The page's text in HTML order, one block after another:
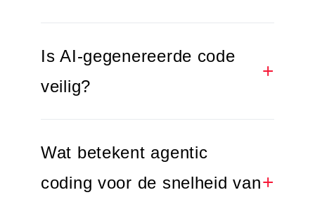
Is AI-gegenereerde code
veilig?
Wat betekent agentic
coding voor de snelheid van